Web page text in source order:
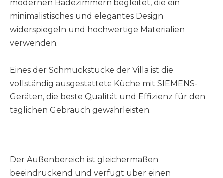
modernen Badezimmern begleitet, die ein
minimalistisches und elegantes Design
widerspiegeln und hochwertige Materialien
verwenden.
Eines der Schmuckstücke der Villa ist die
vollständig ausgestattete Küche mit SIEMENS-
Geräten, die beste Qualität und Effizienz für den
täglichen Gebrauch gewährleisten.
Der Außenbereich ist gleichermaßen
beeindruckend und verfügt über einen